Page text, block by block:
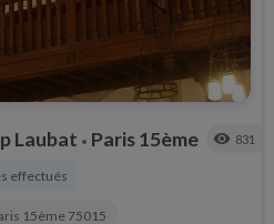
Laubat • Paris 15ème visibility 831
effectués
15ème 75015